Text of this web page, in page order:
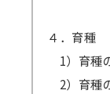
４．育種
1）育種
2）育種